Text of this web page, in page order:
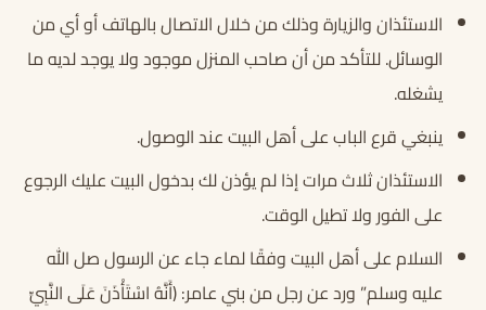
الاستئذان والزيارة وذلك من خلال الاتصال بالهاتف أو أي من
الوسائل. للتأكد من أن صاحب المنزل موجود ولا يوجد لديه ما
يشغله.
ينبغي قرع الباب على أهل البيت عند الوصول.
الاستئذان ثلاث مرات إذا لم يؤذن لك بدخول البيت عليك الرجوع
على الفور ولا تطيل الوقت.
السلام على أهل البيت وفقًا لماء جاء عن الرسول صل الله
عليه وسلم” ورد عن رجل من بني عامر: (أَنَّهُ اسْتَأْذَنَ عَلَى النَّبِيِّ